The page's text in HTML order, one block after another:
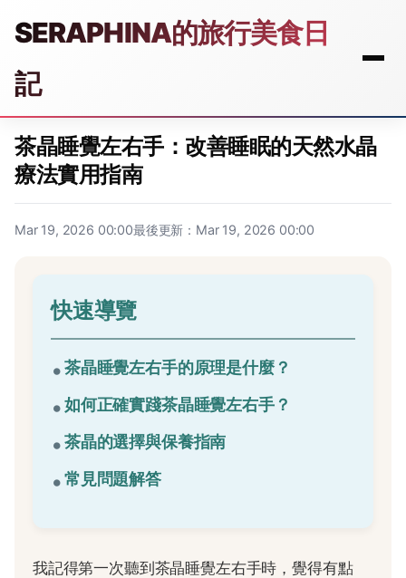
SERAPHINA的旅行美食日
記
茶晶睡覺左右手：改善睡眠的天然水晶
療法實用指南
Mar 19, 2026 00:00最後更新：Mar 19, 2026 00:00
快速導覽
茶晶睡覺左右手的原理是什麼？
如何正確實踐茶晶睡覺左右手？
茶晶的選擇與保養指南
常見問題解答
我記得第一次聽到茶晶睡覺左右手時，覺得有點